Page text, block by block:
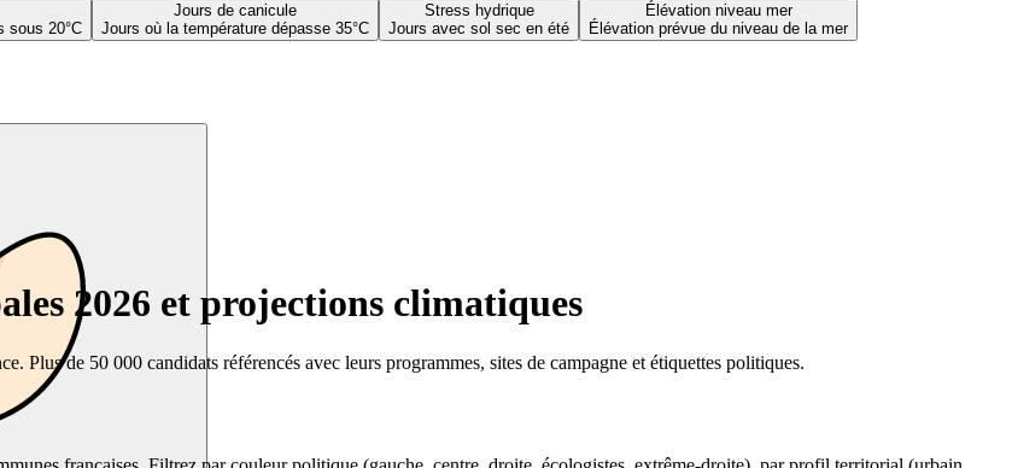
sous 20°C
Jours de canicule
Jours où la température dépasse 35°C
Stress hydrique
Jours avec sol sec en été
Élévation niveau mer
Élévation prévue du niveau de la mer
2026 et projections climatiques
Plus de 50 000 candidats référencés avec leurs programmes, sites de campagne et étiquettes politiques.